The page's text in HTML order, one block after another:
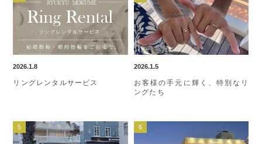
2026.1.8
リングレンタルサービス
2026.1.5
お客様の手元に輝く、特別なリ
ングたち